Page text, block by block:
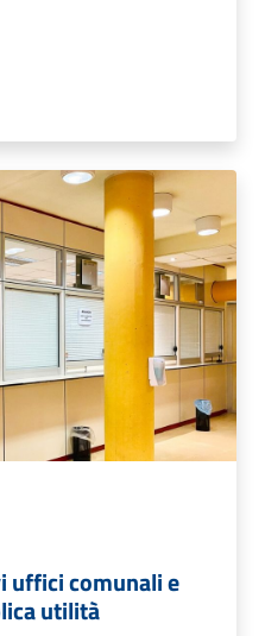
uffici comunali e
utilità